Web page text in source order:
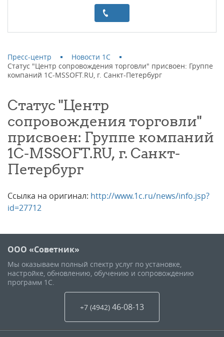
Пресс-центр
Новости 1С
Статус "Центр сопровождения торговли" присвоен: Группе
компаний 1C-MSSOFT.RU, г. Санкт-Петербург
Статус "Центр
сопровождения торговли"
присвоен: Группе компаний
1C-MSSOFT.RU, г. Санкт-
Петербург
Ссылка на оригинал: http://www.1c.ru/news/info.jsp?
id=27712
ООО «Советник»
Мы оказываем полный спектр услуг по установке,
настройке, обновлению, обучению и сопровождению
программ 1С.
+7 (4942) 46-08-13